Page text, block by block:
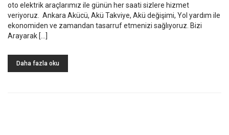
oto elektrik araçlarımız ile günün her saati sizlere hizmet
veriyoruz. Ankara Akücü, Akü Takviye, Akü değişimi, Yol yardım ile
ekonomiden ve zamandan tasarruf etmenizi sağlıyoruz. Bizi
Arayarak […]
Daha fazla oku